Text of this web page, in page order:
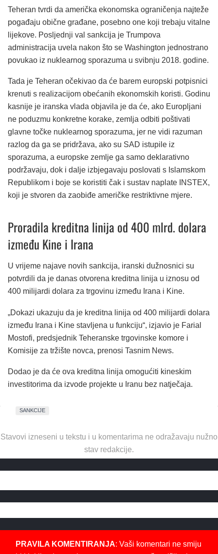
Teheran tvrdi da američka ekonomska ograničenja najteže
pogađaju obične građane, posebno one koji trebaju vitalne
lijekove. Posljednji val sankcija je Trumpova
administracija uvela nakon što se Washington jednostrano
povukao iz nuklearnog sporazuma u svibnju 2018. godine.
Tada je Teheran očekivao da će barem europski potpisnici
krenuti s realizacijom obećanih ekonomskih koristi. Godinu
kasnije je iranska vlada objavila je da će, ako Europljani
ne poduzmu konkretne korake, zemlja odbiti poštivati
glavne točke nuklearnog sporazuma, jer ne vidi razuman
razlog da ga se pridržava, ako su SAD istupile iz
sporazuma, a europske zemlje ga samo deklarativno
podržavaju, dok i dalje izbjegavaju poslovati s Islamskom
Republikom i boje se koristiti čak i sustav naplate INSTEX,
koji je stvoren da zaobiđe američke restriktivne mjere.
Proradila kreditna linija od 400 mlrd. dolara
između Kine i Irana
U vrijeme najave novih sankcija, iranski dužnosnici su
potvrdili da je danas otvorena kreditna linija u iznosu od
400 milijardi dolara za trgovinu između Irana i Kine.
„Dokazi ukazuju da je kreditna linija od 400 milijardi dolara
između Irana i Kine stavljena u funkciju“, izjavio je Farial
Mostofi, predsjednik Teheranske trgovinske komore i
Komisije za tržište novca, prenosi Tasnim News.
Dodao je da će ova kreditna linija omogućiti kineskim
investitorima da izvode projekte u Iranu bez natječaja.
SANKCIJE
Stavovi izneseni u tekstu i u komentarima ne odražavaju nužno
stav redakcije.
PRAVILA KOMENTIRANJA: Vaši komentari ne smiju